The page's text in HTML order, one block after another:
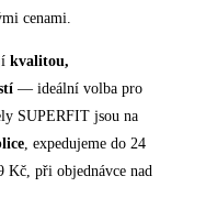
cenami.
kvalitou,
— ideální volba pro
SUPERFIT jsou na
, expedujeme do 24
Kč, při objednávce nad